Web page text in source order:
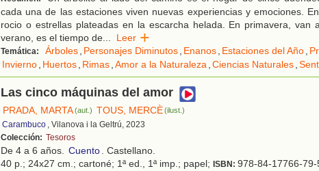
cada una de las estaciones viven nuevas experiencias y emociones.
rocio o estrellas plateadas en la escarcha helada. En primavera, van
verano, es el tiempo de... Leer
Temática: Árboles, Personajes Diminutos, Enanos, Estaciones del Año,
Invierno, Huertos, Rimas,Amor a la Naturaleza,Ciencias Naturales,
Las cinco máquinas del amor
PRADA, MARTA(aut.) TOUS, MERCÈ(ilust.)
Carambuco , Vilanova i la Geltrú, 2023
Colección: Tesoros
De 4 a 6 años. Cuento. Castellano.
40 p.; 24x27 cm.; cartoné; 1ª ed., 1ª imp.; papel; ISBN: 978-84-17766-79-